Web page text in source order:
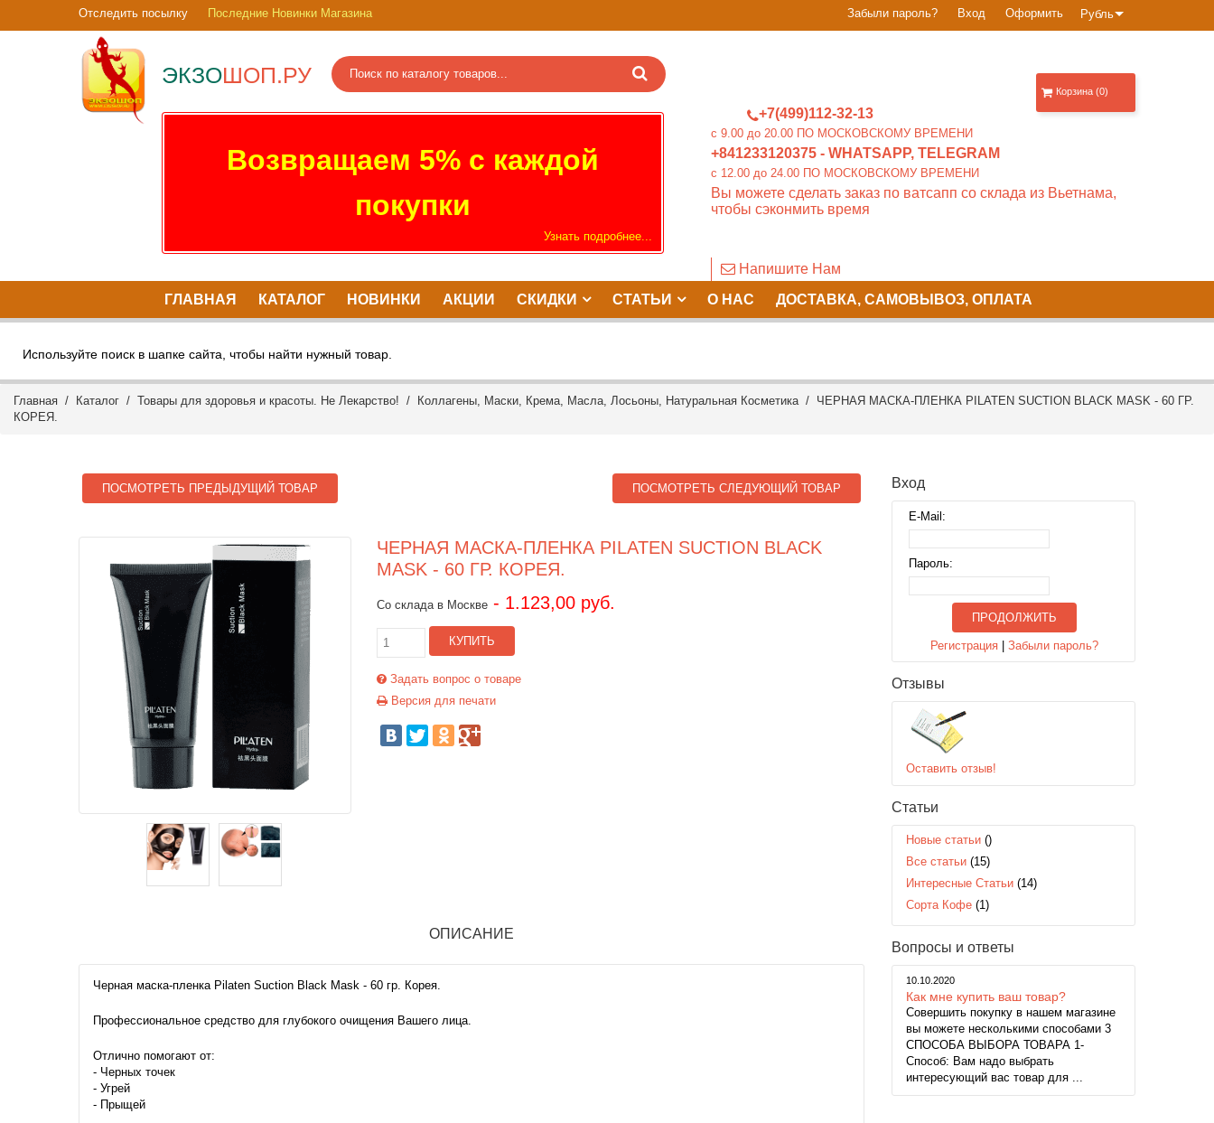
Рубль
Забыли пароль? Вход Оформить
Отследить посылку Последние Новинки Магазина
ЭКЗОШОП.РУ
+7(499)112-32-13
c 9.00 до 20.00 ПО МОСКОВСКОМУ ВРЕМЕНИ
+841233120375 - WHATSAPP, TELEGRAM
c 12.00 до 24.00 ПО МОСКОВСКОМУ ВРЕМЕНИ
Вы можете сделать заказ по ватсапп со склада из Вьетнама,
чтобы сэконмить время
Напишите Нам
Возвращаем 5% с каждой
покупки
Узнать подробнее...
Корзина (0)
ГЛАВНАЯ КАТАЛОГ НОВИНКИ АКЦИИ СКИДКИ СТАТЬИ О НАС ДОСТАВКА, САМОВЫВОЗ, ОПЛАТА
Используйте поиск в шапке сайта, чтобы найти нужный товар.
Главная / Каталог / Товары для здоровья и красоты. Не Лекарство! / Коллагены, Маски, Крема, Масла, Лосьоны, Натуральная Косметика/ ЧЕРНАЯ МАСКА-ПЛЕНКА PILATEN SUCTION BLACK MASK - 60 ГР.
КОРЕЯ.
ПОСМОТРЕТЬ ПРЕДЫДУЩИЙ ТОВАР ПОСМОТРЕТЬ СЛЕДУЮЩИЙ ТОВАР
ЧЕРНАЯ МАСКА-ПЛЕНКА PILATEN SUCTION BLACK
MASK - 60 ГР. КОРЕЯ.
Со склада в Москве - 1.123,00 руб.
КУПИТЬ
Задать вопрос о товаре
Версия для печати
ОПИСАНИЕ
Черная маска-пленка Pilaten Suction Black Mask - 60 гр. Корея.
Профессиональное средство для глубокого очищения Вашего лица.
Отлично помогают от:
- Черных точек
- Угрей
- Прыщей
Вход
E-Mail:
Пароль:
ПРОДОЛЖИТЬ
Регистрация |Забыли пароль?
Отзывы
Оставить отзыв!
Статьи
Новые статьи ()
Все статьи (15)
Интересные Статьи (14)
Сорта Кофе (1)
Вопросы и ответы
10.10.2020
Как мне купить ваш товар?
Совершить покупку в нашем магазине
вы можете несколькими способами 3
СПОСОБА ВЫБОРА ТОВАРА 1-
Способ: Вам надо выбрать
интересующий вас товар для ...